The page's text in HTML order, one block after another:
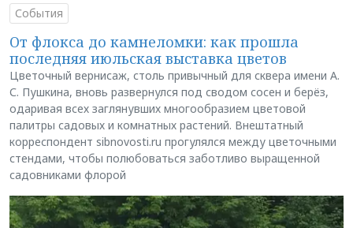
События
От флокса до камнеломки: как прошла
последняя июльская выставка цветов
Цветочный вернисаж, столь привычный для сквера имени А.
С. Пушкина, вновь развернулся под сводом сосен и берёз,
одаривая всех заглянувших многообразием цветовой
палитры садовых и комнатных растений. Внештатный
корреспондент sibnovosti.ru прогулялся между цветочными
стендами, чтобы полюбоваться заботливо выращенной
садовниками флорой